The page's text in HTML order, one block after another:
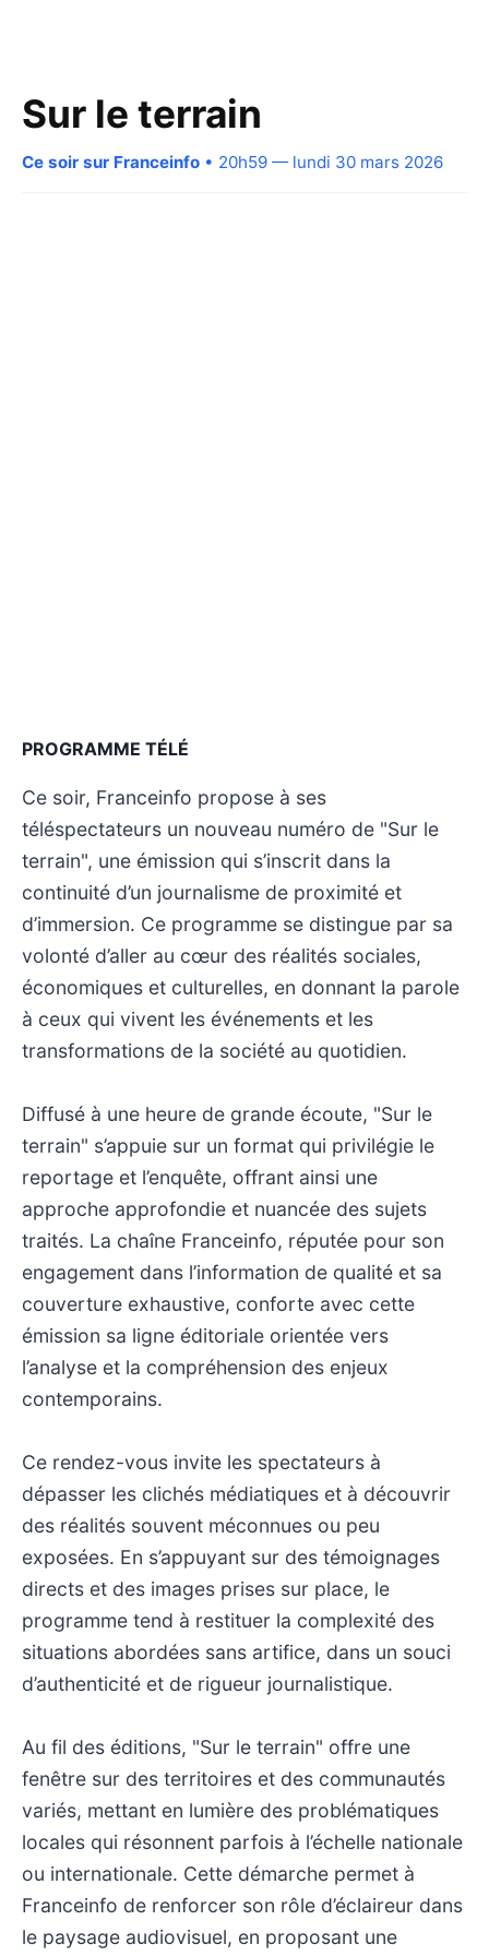
Sur le terrain
Ce soir sur Franceinfo • 20h59 — lundi 30 mars 2026
PROGRAMME TÉLÉ
Ce soir, Franceinfo propose à ses
téléspectateurs un nouveau numéro de "Sur le
terrain", une émission qui s’inscrit dans la
continuité d’un journalisme de proximité et
d’immersion. Ce programme se distingue par sa
volonté d’aller au cœur des réalités sociales,
économiques et culturelles, en donnant la parole
à ceux qui vivent les événements et les
transformations de la société au quotidien.
Diffusé à une heure de grande écoute, "Sur le
terrain" s’appuie sur un format qui privilégie le
reportage et l’enquête, offrant ainsi une
approche approfondie et nuancée des sujets
traités. La chaîne Franceinfo, réputée pour son
engagement dans l’information de qualité et sa
couverture exhaustive, conforte avec cette
émission sa ligne éditoriale orientée vers
l’analyse et la compréhension des enjeux
contemporains.
Ce rendez-vous invite les spectateurs à
dépasser les clichés médiatiques et à découvrir
des réalités souvent méconnues ou peu
exposées. En s’appuyant sur des témoignages
directs et des images prises sur place, le
programme tend à restituer la complexité des
situations abordées sans artifice, dans un souci
d’authenticité et de rigueur journalistique.
Au fil des éditions, "Sur le terrain" offre une
fenêtre sur des territoires et des communautés
variés, mettant en lumière des problématiques
locales qui résonnent parfois à l’échelle nationale
ou internationale. Cette démarche permet à
Franceinfo de renforcer son rôle d’éclaireur dans
le paysage audiovisuel, en proposant une